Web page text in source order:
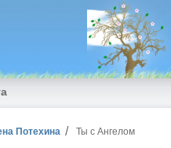
Потехина
Ты с Ангелом